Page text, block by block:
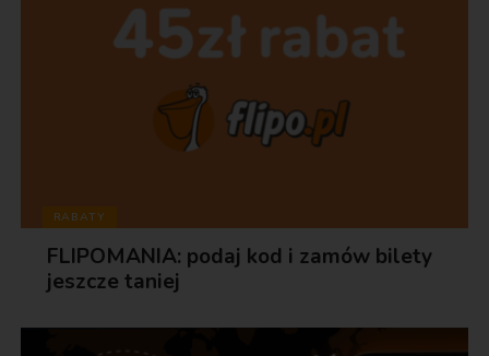
RABATY
FLIPOMANIA: podaj kod i zamów bilety
jeszcze taniej